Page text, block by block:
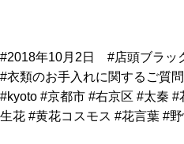
#2018年10月2日 #店頭ブラッ
#衣類のお手入れに関するご質
#kyoto #京都市 #右京区 #太秦
生花 #黄花コスモス #花言葉 #